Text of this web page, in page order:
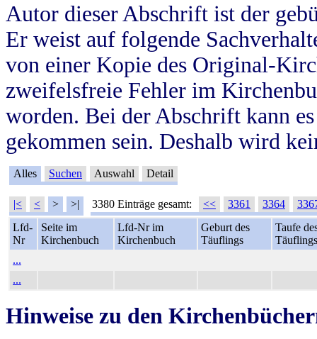
Autor dieser Abschrift ist der
Er weist auf folgende
von einer Kopie des Original-
zweifelsfreie Fehler im
worden. Bei der Abschrift kann
gekommen sein. Deshalb wird
Alles Suchen Auswahl Detail
|< < > >| 3380 Einträge gesamt: << 3361 3364
Lfd-
Nr
Seite im
Kirchenbuch
Lfd-Nr im
Kirchenbuch
Geburt des
Täuflings
Taufe
Täuflings
...
...
Hinweise zu den